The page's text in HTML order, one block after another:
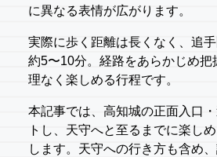
に異なる表情が広がります。
実際に歩く距離は長くなく、追
約5〜10分。経路をあらかじめ把
理なく楽しめる行程です。
本記事では、高知城の正面入口
トし、天守へと至るまでに楽し
します。天守への行き方も含め